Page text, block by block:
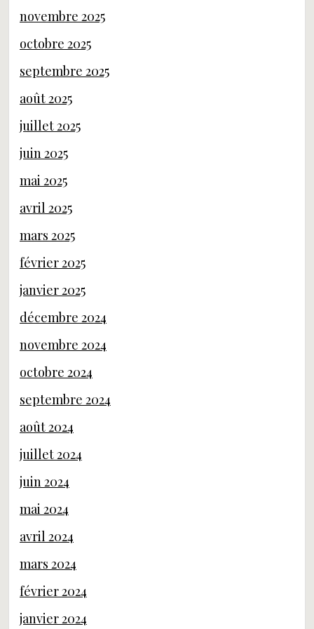
novembre 2025
octobre 2025
septembre 2025
août 2025
juillet 2025
juin 2025
mai 2025
avril 2025
mars 2025
février 2025
janvier 2025
décembre 2024
novembre 2024
octobre 2024
septembre 2024
août 2024
juillet 2024
juin 2024
mai 2024
avril 2024
mars 2024
février 2024
janvier 2024